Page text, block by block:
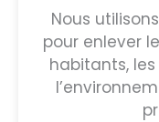
Nous
pour enlever
habitants,